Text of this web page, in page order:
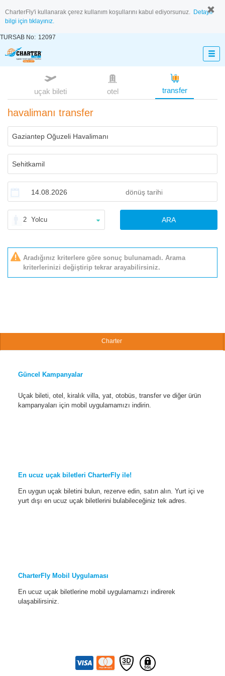
CharterFly'i kullanarak çerez kullanım koşullarını kabul ediyorsunuz. Detaylı
bilgi için tıklayınız.
TURSAB No: 12097
uçak bileti otel transfer
havalimanı transfer
2 Yolcu ARA
Aradığınız kriterlere göre sonuç bulunamadı. Arama
kriterlerinizi değiştirip tekrar arayabilirsiniz.
Charter
Güncel Kampanyalar
Uçak bileti, otel, kiralık villa, yat, otobüs, transfer ve diğer ürün
kampanyaları için mobil uygulamamızı indirin.
En ucuz uçak biletleri CharterFly ile!
En uygun uçak biletini bulun, rezerve edin, satın alın. Yurt içi ve
yurt dışı en ucuz uçak biletlerini bulabileceğiniz tek adres.
CharterFly Mobil Uygulaması
En ucuz uçak biletlerine mobil uygulamamızı indirerek
ulaşabilirsiniz.